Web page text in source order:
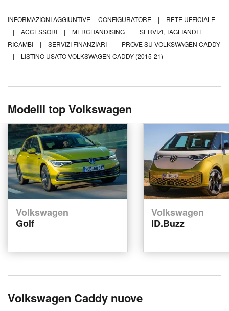
INFORMAZIONI AGGIUNTIVE CONFIGURATORE |
RETE UFFICIALE
|
ACCESSORI | MERCHANDISING |
SERVIZI, TAGLIANDI E
RICAMBI
| SERVIZI FINANZIARI |
PROVE SU VOLKSWAGEN CADDY
|
LISTINO USATO VOLKSWAGEN CADDY (2015-21)
Modelli top Volkswagen
Volkswagen
Golf
Volkswagen
ID.Buzz
Volkswagen Caddy nuove